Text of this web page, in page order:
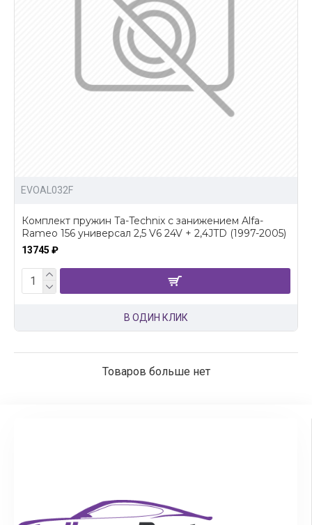
EVOAL032F
Комплект пружин Ta-Technix с занижением Alfa-
Rameo 156 универсал 2,5 V6 24V + 2,4JTD (1997-2005)
13745 ₽
В ОДИН КЛИК
Товаров больше нет